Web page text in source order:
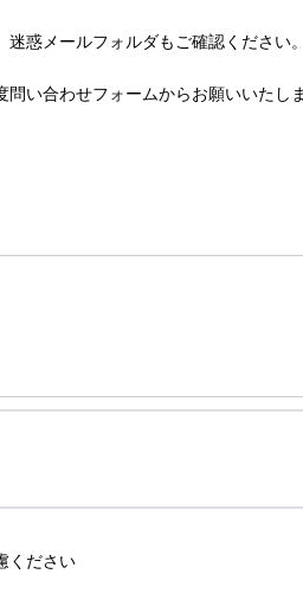
惑メールフォルダもご確認ください。
い合わせフォームからお願いいたしま
ください